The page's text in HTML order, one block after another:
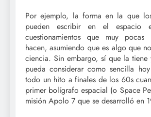
Por ejemplo, la forma en la que
pueden escribir en el espacio
cuestionamientos que muy pocas
hacen, asumiendo que es algo que
ciencia. Sin embargo, sí que la tiene
pueda considerar como sencilla
todo un hito a finales de los 60s
primer bolígrafo espacial (o Space
misión Apolo 7 que se desarrolló en